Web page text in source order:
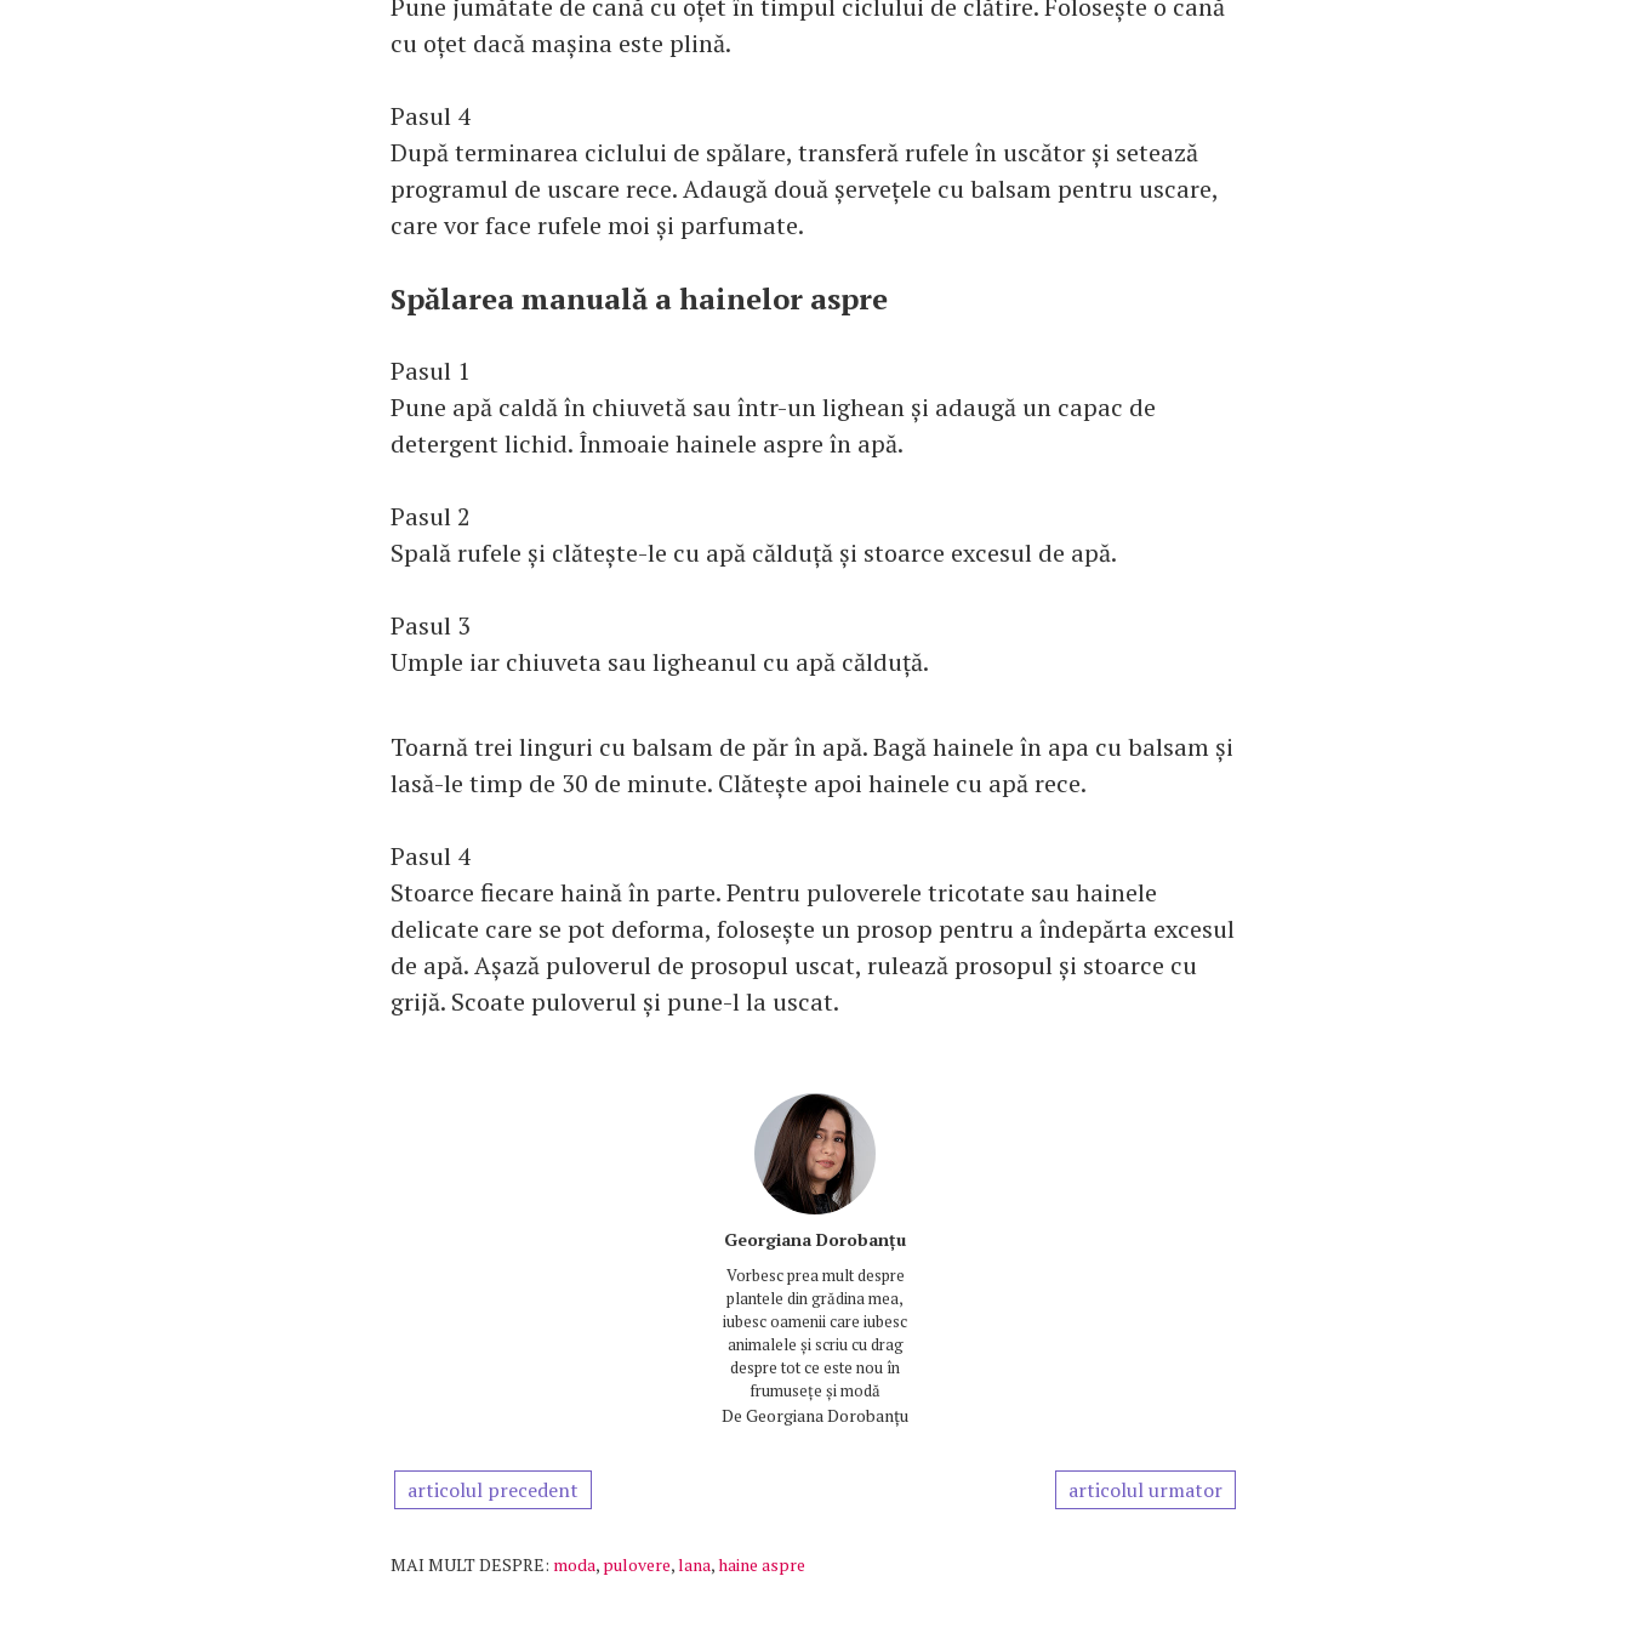
Pune jumătate de cană cu oțet în timpul ciclului de clătire. Folosește o cană
cu oțet dacă mașina este plină.
Pasul 4
După terminarea ciclului de spălare, transferă rufele în uscător și setează
programul de uscare rece. Adaugă două șervețele cu balsam pentru uscare,
care vor face rufele moi și parfumate.
Spălarea manuală a hainelor aspre
Pasul 1
Pune apă caldă în chiuvetă sau într-un lighean și adaugă un capac de
detergent lichid. Înmoaie hainele aspre în apă.
Pasul 2
Spală rufele și clătește-le cu apă călduță și stoarce excesul de apă.
Pasul 3
Umple iar chiuveta sau ligheanul cu apă călduță.
Toarnă trei linguri cu balsam de păr în apă. Bagă hainele în apa cu balsam și
lasă-le timp de 30 de minute. Clătește apoi hainele cu apă rece.
Pasul 4
Stoarce fiecare haină în parte. Pentru puloverele tricotate sau hainele
delicate care se pot deforma, folosește un prosop pentru a îndepărta excesul
de apă. Așază puloverul de prosopul uscat, rulează prosopul și stoarce cu
grijă. Scoate puloverul și pune-l la uscat.
Georgiana Dorobanțu
Vorbesc prea mult despre
plantele din grădina mea,
iubesc oamenii care iubesc
animalele și scriu cu drag
despre tot ce este nou în
frumusețe și modă
De Georgiana Dorobanțu
articolul precedent articolul urmator
MAI MULT DESPRE: moda, pulovere,lana,haine aspre